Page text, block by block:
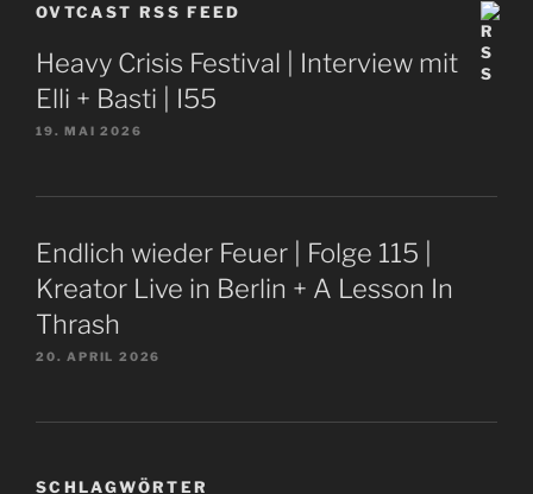
OVTCAST RSS FEED
Heavy Crisis Festival | Interview mit
Elli + Basti | I55
19. MAI 2026
Endlich wieder Feuer | Folge 115 |
Kreator Live in Berlin + A Lesson In
Thrash
20. APRIL 2026
SCHLAGWÖRTER